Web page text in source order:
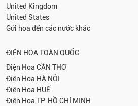
United Kingdom
United States
Gửi hoa đến các nước khác
ĐIỆN HOA TOÀN QUỐC
Điện Hoa CẦN THƠ
Điện Hoa HÀ NỘI
Điện Hoa HUẾ
Điện Hoa TP. HỒ CHÍ MINH